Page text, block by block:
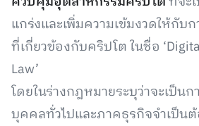
แกร่งและเพิ่มความเข้มงวดให้กับ
ที่เกี่ยวข้องกับคริปโต ในชื่อ
Law’
โดยในร่างกฎหมายระบุว่าจะเป็น
บุคคลทั่วไปและภาคธุรกิจจำเป็น